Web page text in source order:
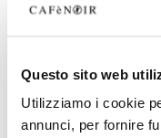
Questo sito web
Utilizziamo i cookie
annunci, per fornire